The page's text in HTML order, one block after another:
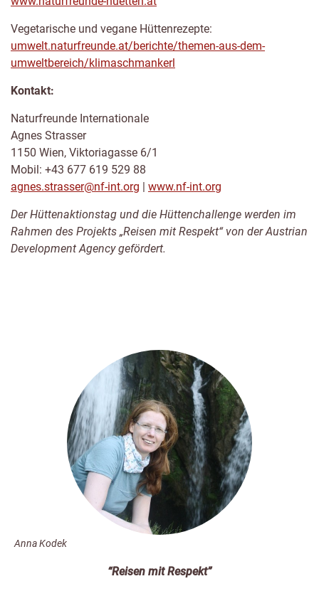
Vegetarische und vegane Hüttenrezepte:
umwelt.naturfreunde.at/berichte/themen-aus-dem-
umweltbereich/klimaschmankerl
Kontakt:
Naturfreunde Internationale
Agnes Strasser
1150 Wien, Viktoriagasse 6/1
Mobil: +43 677 619 529 88
agnes.strasser@nf-int.org
www.nf-int.org
Der Hüttenaktionstag und die Hüttenchallenge werden im
Rahmen des Projekts „Reisen mit Respekt“ von der Austrian
Development Agency gefördert.
Anna Kodek
“Reisen mit Respekt”